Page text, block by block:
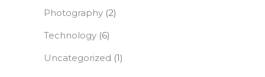
Photography (2)
Technology (6)
Uncategorized (1)